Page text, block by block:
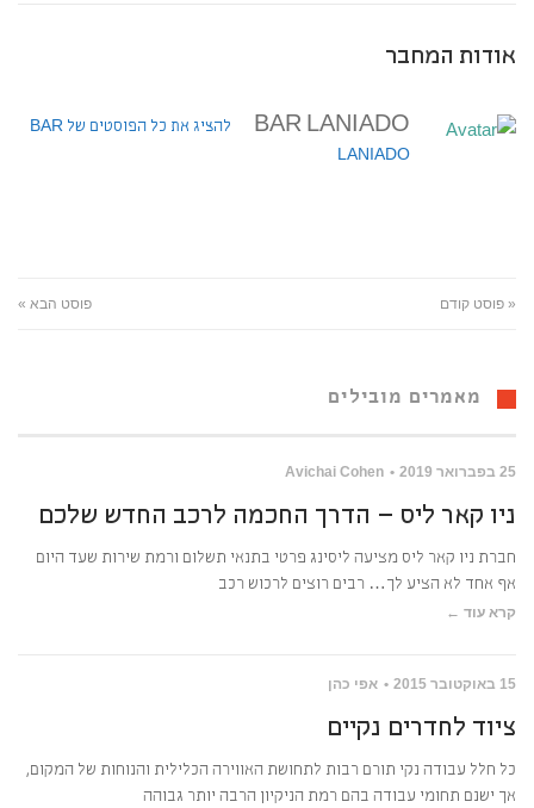
אודות המחבר
BAR LANIADO
להציג את כל הפוסטים של BAR
LANIADO
« פוסט קודם פוסט הבא »
מאמרים מובילים
25 בפברואר 2019 Avichai Cohen
ניו קאר ליס – הדרך החכמה לרכב החדש שלכם
חברת ניו קאר ליס מציעה ליסינג פרטי בתנאי תשלום ורמת שירות שעד היום
אף אחד לא הציע לך… רבים רוצים לרכוש רכב
קרא עוד ←
15 באוקטובר 2015 אפי כהן
ציוד לחדרים נקיים
כל חלל עבודה נקי תורם רבות לתחושת האווירה הכלילית והנוחות של המקום,
אך ישנם תחומי עבודה בהם רמת הניקיון הרבה יותר גבוהה